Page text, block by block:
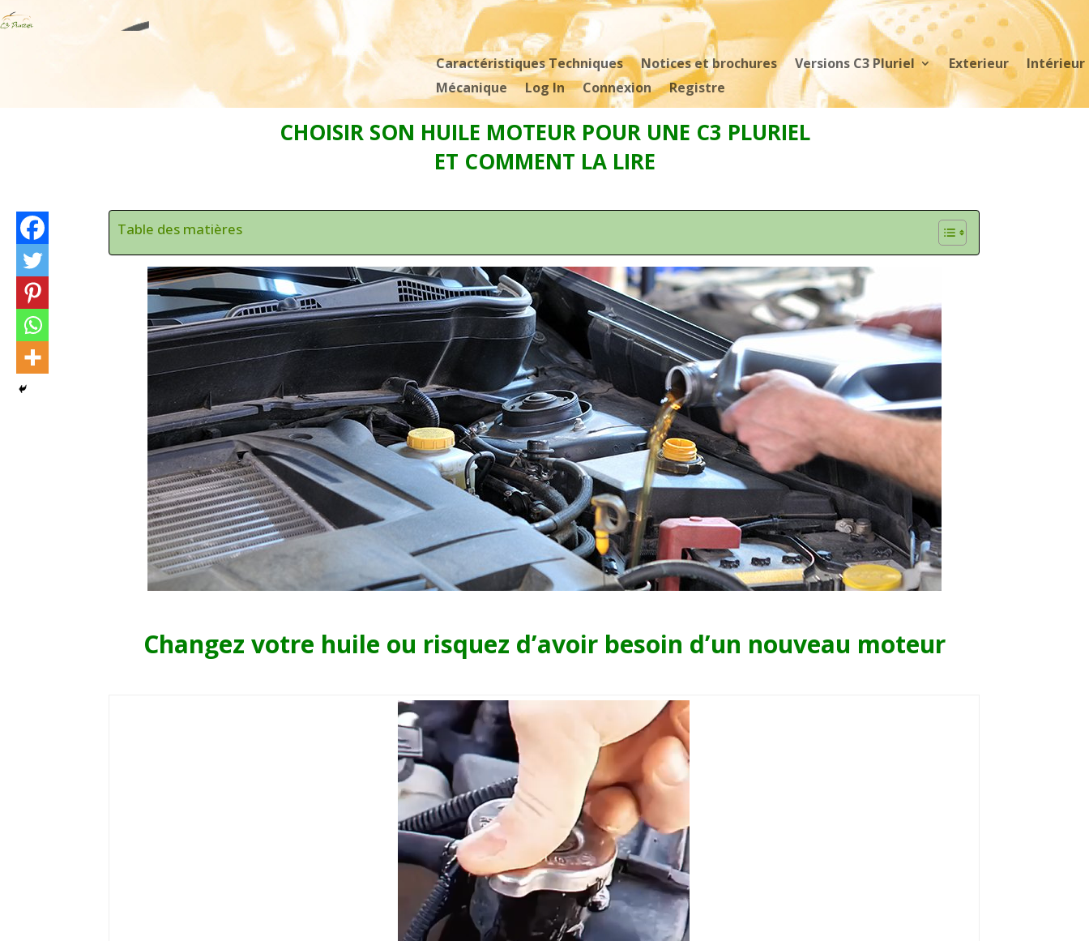
Caractéristiques Techniques Notices et brochures Versions C3 Pluriel Exterieur
Intérieur
Mécanique
Log In Connexion Registre
CHOISIR SON HUILE MOTEUR POUR UNE C3 PLURIEL
ET COMMENT LA LIRE
Table des matières
Changez votre huile ou risquez d’avoir besoin d’un nouveau moteur